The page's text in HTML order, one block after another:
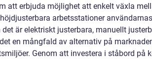
att erbjuda möjlighet att enkelt växla
arbetsstationer
är elektriskt justerbara, manuellt
en mångfald av alternativ på
Genom att investera i ståbord på